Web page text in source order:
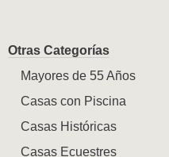
Otras Categorías
Mayores de 55 Años
Casas con Piscina
Casas Históricas
Casas Ecuestres